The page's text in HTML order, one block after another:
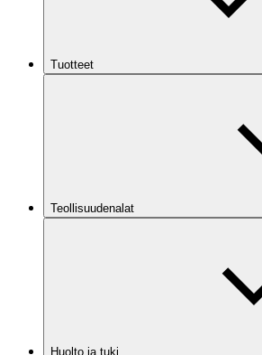
Tuotteet
Teollisuudenalat
Huolto ja tuki